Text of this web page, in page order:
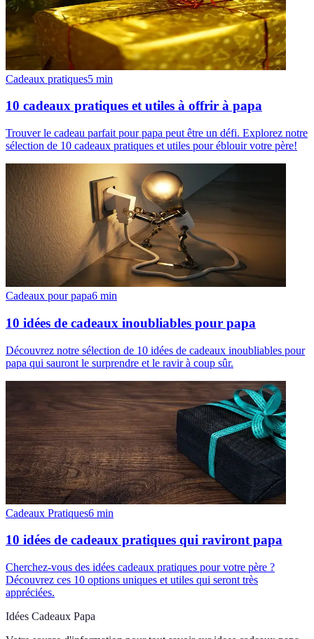
Cadeaux pratiques5 min
10 cadeaux pratiques et utiles à offrir à papa
Trouver le cadeau parfait pour papa peut être un défi. Explorez notre
sélection de 10 cadeaux pratiques et utiles pour éblouir votre père!
Cadeaux pour papa6 min
10 idées de cadeaux inoubliables pour papa
Découvrez notre sélection de 10 idées de cadeaux inoubliables pour
papa qui sauront le surprendre et le ravir à coup sûr.
Cadeaux Pratiques6 min
10 idées de cadeaux pratiques qui raviront papa
Cherchez-vous des idées cadeaux pratiques pour votre père ?
Découvrez ces 10 options uniques et utiles qui seront très
appréciées.
Idées Cadeaux Papa